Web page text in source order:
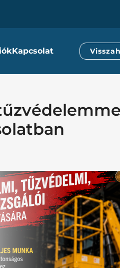
Kapcsolat